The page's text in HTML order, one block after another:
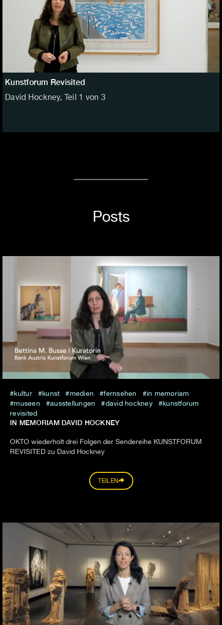
Kunstforum Revisited
David Hockney, Teil 1 von 3
Posts
kultur kunst medien fernsehen
in memoriam
museen
ausstellungen david hockney
kunstforum
revisited
IN MEMORIAM DAVID HOCKNEY
OKTO wiederholt drei Folgen der Sendereihe KUNSTFORUM
REVISITED zu David Hockney
TEILEN